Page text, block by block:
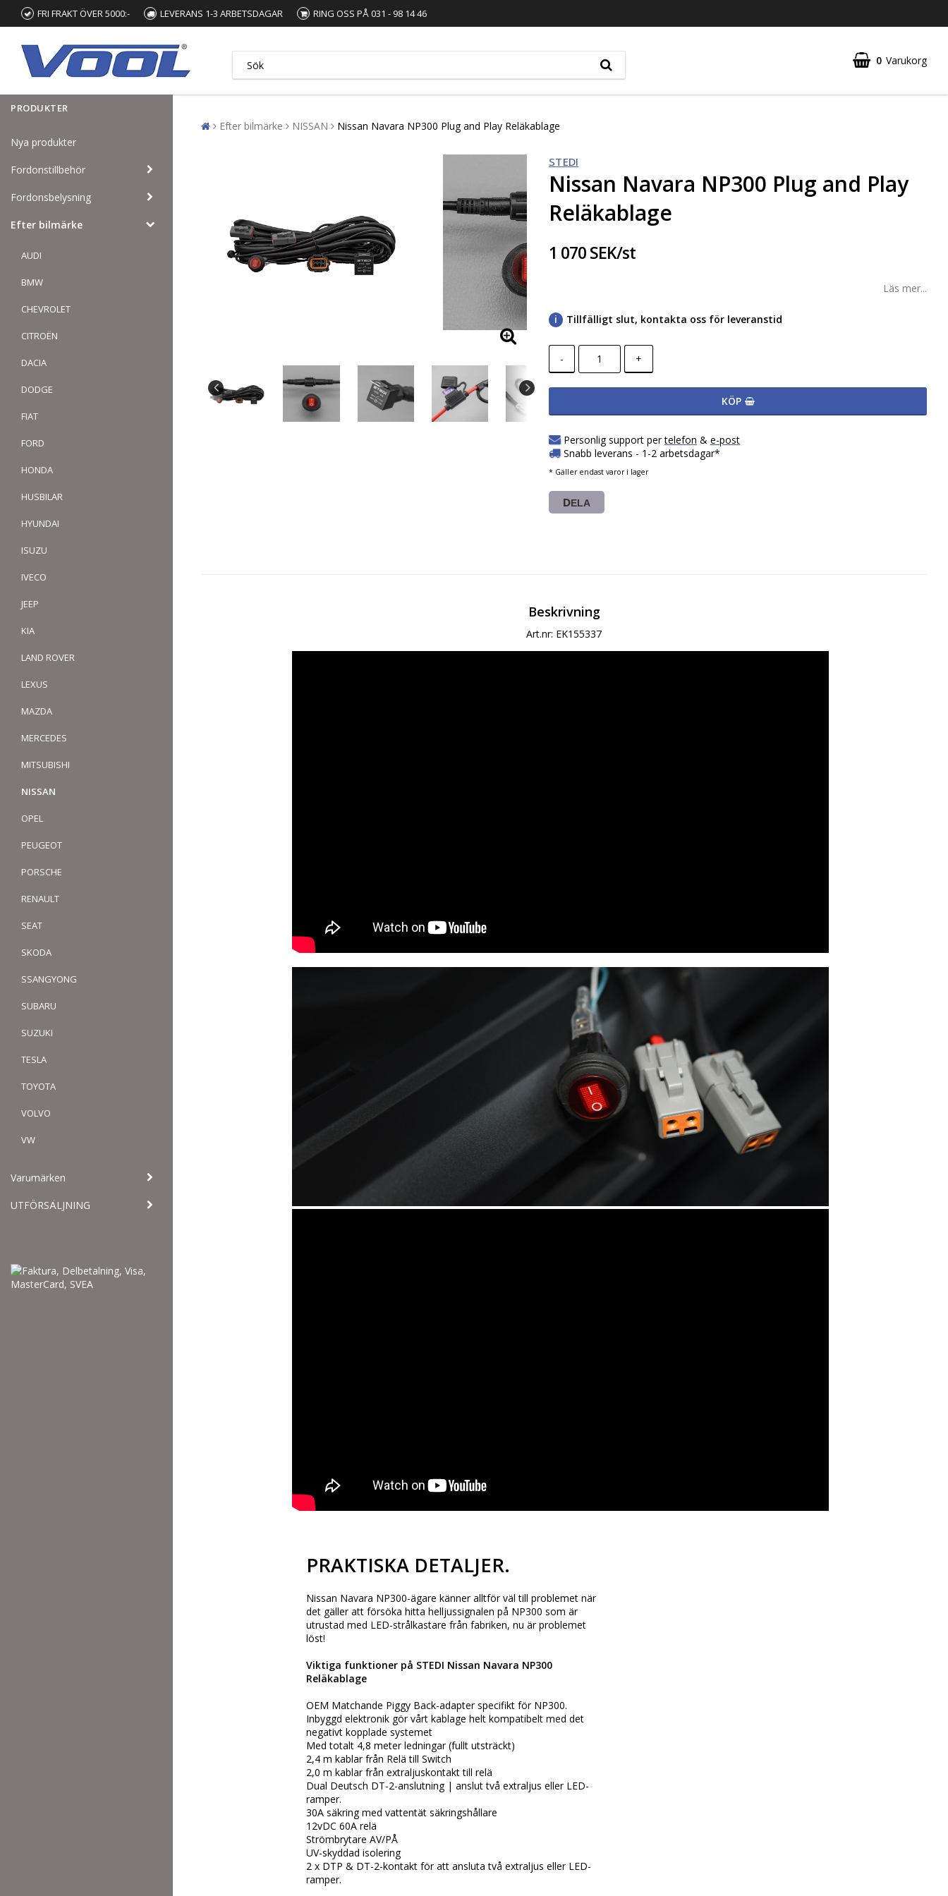
FRI FRAKT ÖVER 5000:- LEVERANS 1-3 ARBETSDAGAR RING OSS PÅ 031 - 98 14 46
0 Varukorg
PRODUKTER
Nya produkter
Fordonstillbehör
Fordonsbelysning
Efter bilmärke
AUDI
BMW
CHEVROLET
CITROËN
DACIA
DODGE
FIAT
FORD
HONDA
HUSBILAR
HYUNDAI
ISUZU
IVECO
JEEP
KIA
LAND ROVER
LEXUS
MAZDA
MERCEDES
MITSUBISHI
NISSAN
OPEL
PEUGEOT
PORSCHE
RENAULT
SEAT
SKODA
SSANGYONG
SUBARU
SUZUKI
TESLA
TOYOTA
VOLVO
VW
Varumärken
UTFÖRSÄLJNING
Efter bilmärke NISSAN Nissan Navara NP300 Plug and Play Reläkablage
STEDI
Nissan Navara NP300 Plug and Play
Reläkablage
1 070 SEK/st
Läs mer...
Tillfälligt slut, kontakta oss för leveranstid
- +
KÖP
Personlig support pertelefon &e-post
Snabb leverans - 1-2 arbetsdagar*
* Gäller endast varor i lager
DELA
Beskrivning
Art.nr: EK155337
PRAKTISKA DETALJER.
Nissan Navara NP300-ägare känner alltför väl till problemet när
det gäller att försöka hitta helljussignalen på NP300 som är
utrustad med LED-strålkastare från fabriken, nu är problemet
löst!
Viktiga funktioner på STEDI Nissan Navara NP300
Reläkablage
OEM Matchande Piggy Back-adapter specifikt för NP300.
Inbyggd elektronik gör vårt kablage helt kompatibelt med det
negativt kopplade systemet
Med totalt 4,8 meter ledningar (fullt utsträckt)
2,4 m kablar från Relä till Switch
2,0 m kablar från extraljuskontakt till relä
Dual Deutsch DT-2-anslutning | anslut två extraljus eller LED-
ramper.
30A säkring med vattentät säkringshållare
12vDC 60A relä
Strömbrytare AV/PÅ
UV-skyddad isolering
2 x DTP & DT-2-kontakt för att ansluta två extraljus eller LED-
ramper.